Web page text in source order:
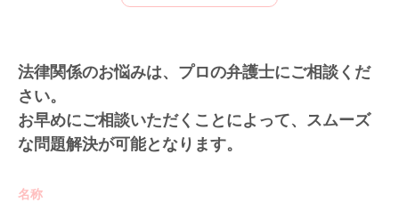
法律関係のお悩みは、プロの弁護士にご相談くだ
さい。
お早めにご相談いただくことによって、スムーズ
な問題解決が可能となります。
名称